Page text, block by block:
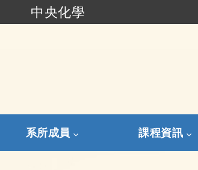
中央化學
系所成員 課程資訊